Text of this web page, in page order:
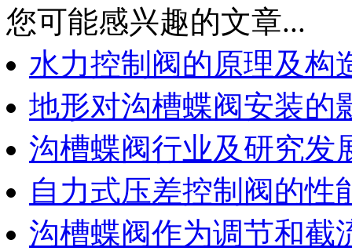
您可能感兴趣的文章...
水力控制阀的原理及构
地形对沟槽蝶阀安装的
沟槽蝶阀行业及研究发
自力式压差控制阀的性
沟槽蝶阀作为调节和截